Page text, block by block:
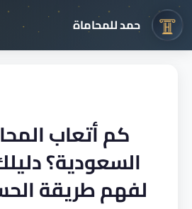
حمد للمحاماة
كم أتعاب
السعودية؟
لفهم طريقة الحساب